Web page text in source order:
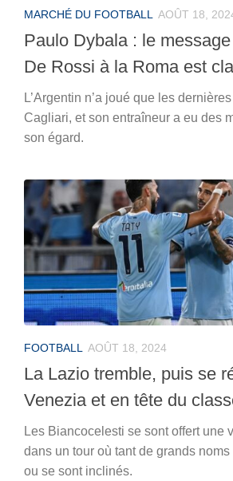
MARCHÉ DU FOOTBALL AOÛT 18,
Paulo Dybala : le
De Rossi à la Roma est
L’Argentin n’a joué que les
Cagliari, et son entraîneur a eu des
son égard.
FOOTBALL AOÛT 18, 2024
La Lazio tremble, puis se
Venezia et en tête du
Les Biancocelesti se sont offert une
dans un tour où tant de grands noms
ou se sont inclinés.